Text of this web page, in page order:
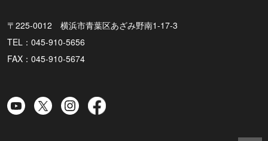
〒225-0012 横浜市青葉区あざみ野南1-17-3
TEL：045-910-5656
FAX：045-910-5674